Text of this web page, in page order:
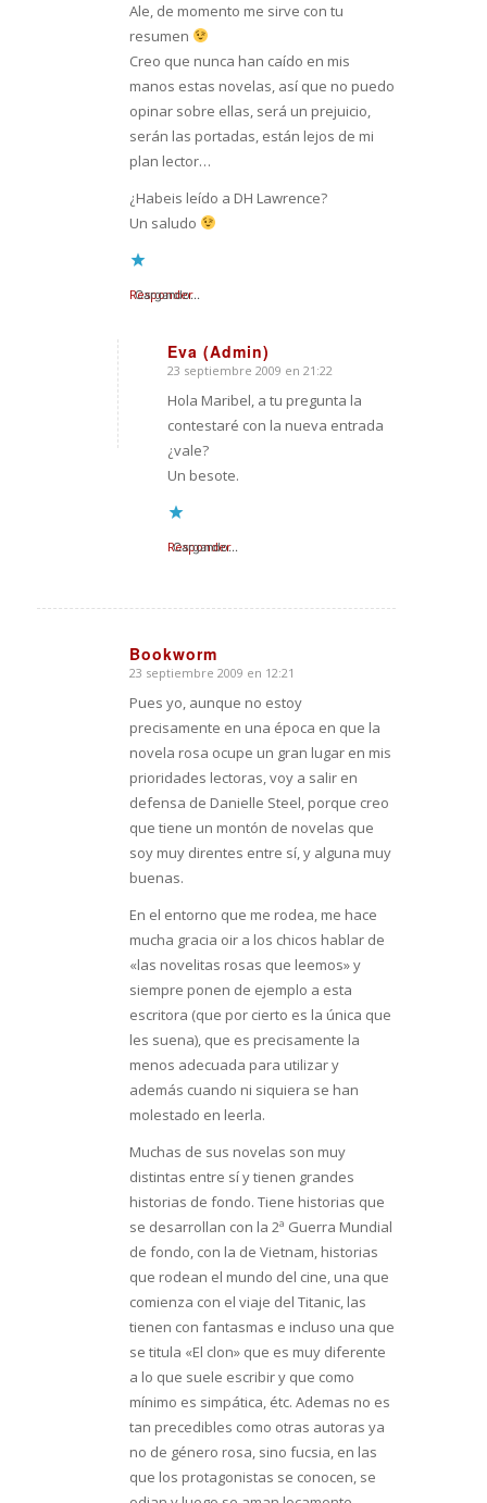
Ale, de momento me sirve con tu
resumen
Creo que nunca han caído en mis
manos estas novelas, así que no puedo
opinar sobre ellas, será un prejuicio,
serán las portadas, están lejos de mi
plan lector…
¿Habeis leído a DH Lawrence?
Un saludo
Cargando...
Responder
Eva (Admin)
Dice:
23 septiembre 2009 en 21:22
Hola Maribel, a tu pregunta la
contestaré con la nueva entrada
¿vale?
Un besote.
Cargando...
Responder
Bookworm
Dice:
23 septiembre 2009 en 12:21
Pues yo, aunque no estoy
precisamente en una época en que la
novela rosa ocupe un gran lugar en mis
prioridades lectoras, voy a salir en
defensa de Danielle Steel, porque creo
que tiene un montón de novelas que
soy muy direntes entre sí, y alguna muy
buenas.
En el entorno que me rodea, me hace
mucha gracia oir a los chicos hablar de
«las novelitas rosas que leemos» y
siempre ponen de ejemplo a esta
escritora (que por cierto es la única que
les suena), que es precisamente la
menos adecuada para utilizar y
además cuando ni siquiera se han
molestado en leerla.
Muchas de sus novelas son muy
distintas entre sí y tienen grandes
historias de fondo. Tiene historias que
se desarrollan con la 2ª Guerra Mundial
de fondo, con la de Vietnam, historias
que rodean el mundo del cine, una que
comienza con el viaje del Titanic, las
tienen con fantasmas e incluso una que
se titula «El clon» que es muy diferente
a lo que suele escribir y que como
mínimo es simpática, étc. Ademas no es
tan precedibles como otras autoras ya
no de género rosa, sino fucsia, en las
que los protagonistas se conocen, se